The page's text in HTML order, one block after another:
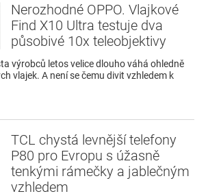
Nerozhodné OPPO. Vlajkové
Find X10 Ultra testuje dva
působivé 10x teleobjektivy
výrobců letos velice dlouho váhá ohledně
vlajek. A není se čemu divit vzhledem k
TCL chystá levnější telefony
P80 pro Evropu s úžasně
tenkými rámečky a jablečným
vzhledem